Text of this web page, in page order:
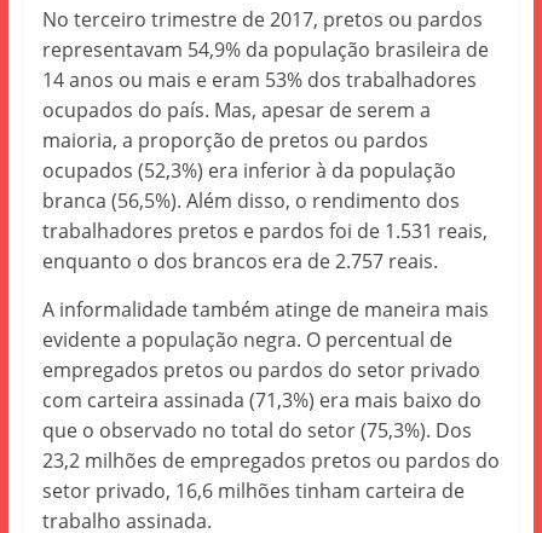
No terceiro trimestre de 2017, pretos ou pardos
representavam 54,9% da população brasileira de
14 anos ou mais e eram 53% dos trabalhadores
ocupados do país. Mas, apesar de serem a
maioria, a proporção de pretos ou pardos
ocupados (52,3%) era inferior à da população
branca (56,5%). Além disso, o rendimento dos
trabalhadores pretos e pardos foi de 1.531 reais,
enquanto o dos brancos era de 2.757 reais.
A informalidade também atinge de maneira mais
evidente a população negra. O percentual de
empregados pretos ou pardos do setor privado
com carteira assinada (71,3%) era mais baixo do
que o observado no total do setor (75,3%). Dos
23,2 milhões de empregados pretos ou pardos do
setor privado, 16,6 milhões tinham carteira de
trabalho assinada.